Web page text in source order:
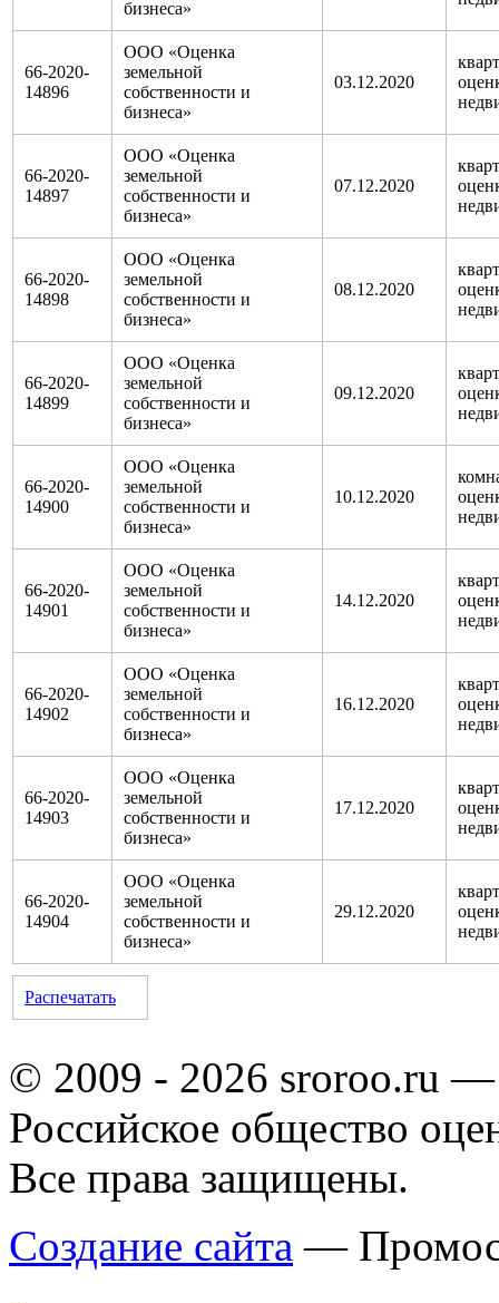
бизнеса»
66-2020-
14896
ООО «Оценка
земельной
собственности и
бизнеса»
03.12.2020
66-2020-
14897
ООО «Оценка
земельной
собственности и
бизнеса»
07.12.2020
66-2020-
14898
ООО «Оценка
земельной
собственности и
бизнеса»
08.12.2020
66-2020-
14899
ООО «Оценка
земельной
собственности и
бизнеса»
09.12.2020
66-2020-
14900
ООО «Оценка
земельной
собственности и
бизнеса»
10.12.2020
66-2020-
14901
ООО «Оценка
земельной
собственности и
бизнеса»
14.12.2020
66-2020-
14902
ООО «Оценка
земельной
собственности и
бизнеса»
16.12.2020
66-2020-
14903
ООО «Оценка
земельной
собственности и
бизнеса»
17.12.2020
66-2020-
14904
ООО «Оценка
земельной
собственности и
бизнеса»
29.12.2020
Распечатать
© 2009 - 2026 sroroo.ru —
Российское общество
Все права защищены.
Создание сайта —